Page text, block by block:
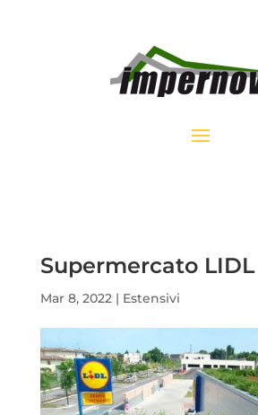
Supermercato LIDL
Mar 8, 2022| Estensivi